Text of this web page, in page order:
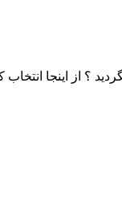
؟ از اینجا انتخاب